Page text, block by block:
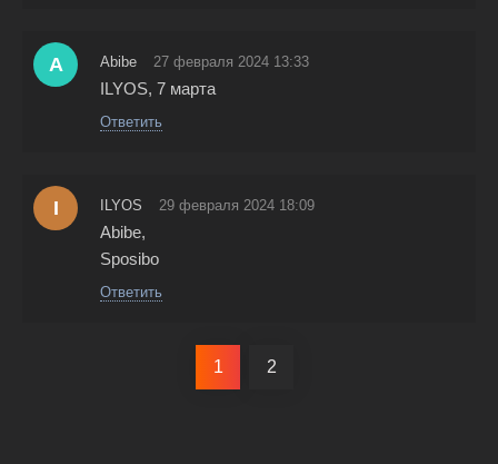
A Abibe 27 февраля 2024 13:33
ILYOS, 7 марта
Ответить
I ILYOS 29 февраля 2024 18:09
Abibe,
Sposibo
Ответить
1 2